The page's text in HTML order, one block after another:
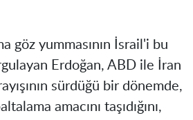
göz yummasının İsrail'i bu
Erdoğan, ABD ile İran
sürdüğü bir dönemde,
amacını taşıdığını,